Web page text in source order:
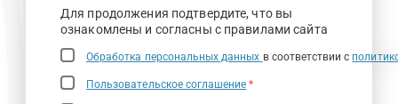
Для продолжения подтвердите, что вы
ознакомлены и согласны с правилами сайта
Обработка персональных данных в соответствии с
Пользовательское соглашение *